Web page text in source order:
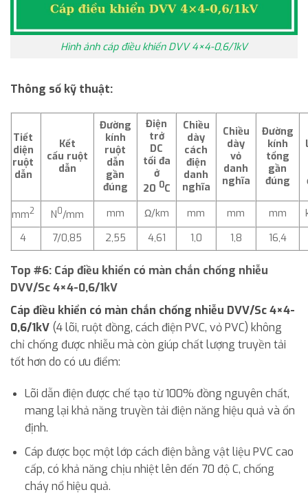
Hình ảnh cáp điều khiển DVV 4×4-0,6/1kV
Thông số kỹ thuật:
Tiết
diện
ruột
dẫn
Kết
cấu ruột
dẫn
Đường
kính
ruột
dẫn
gần
đúng
Điện
trở
DC
tối đa
ở
20 0C
Chiều
dày
cách
điện
danh
nghĩa
Chiều
dày
vỏ
danh
nghĩa
Đường
kính
tổng
gần
đúng
mm2 N0/mm mm Ω/km mm mm mm
4
7/0,85 2,55 4,61 1,0 1,8 16,4
Top #6: Cáp điều khiển có màn chắn chống nhiễu
DVV/Sc 4×4-0,6/1kV
Cáp điều khiển có màn chắn chống nhiễu DVV/Sc 4×4-
0,6/1kV (4 lõi, ruột đồng, cách điện PVC, vỏ PVC) không
chỉ chống được nhiễu mà còn giúp chất lượng truyền tải
tốt hơn do có ưu điểm:
Lõi dẫn điện được chế tạo từ 100% đồng nguyên chất,
mang lại khả năng truyền tải điện năng hiệu quả và ổn
định.
Cáp được bọc một lớp cách điện bằng vật liệu PVC cao
cấp, có khả năng chịu nhiệt lên đến 70 độ C, chống
cháy nổ hiệu quả.